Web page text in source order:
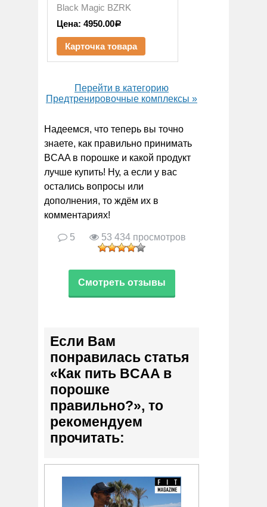
Black Magic BZRK
Цена: 4950.00Р
Карточка товара
Перейти в категорию
Предтренировоч­ные комплексы »
Надеемся, что теперь вы точно
знаете, как правильно принимать
BCAA в порошке и какой продукт
лучше купить! Ну, а если у вас
остались вопросы или
дополнения, то ждём их в
комментариях!
5 53 434 просмотров
Смотреть отзывы
Если Вам
понравилась статья
«Как пить BCAA в
порошке
правильно?», то
рекомендуем
прочитать: